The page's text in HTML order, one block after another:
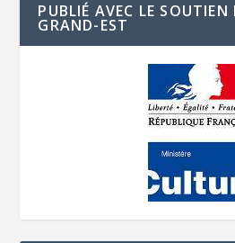
PUBLIÉ AVEC LE SOUTIEN
GRAND-EST